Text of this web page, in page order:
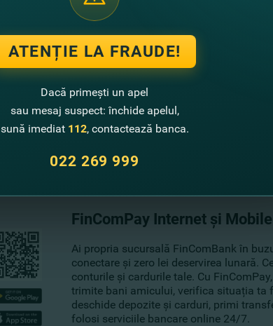
FinComPay Internet și
Ai propria sucursală FinComBank în
conectare şi zero lei deservirea lunară.
conturile și cardurile tale. Cu
trimite bani amicului, verifica situația ta
deschide depozite și carduri, primi
folosi serviciile bancare online 24/7.
ATENȚIE LA FRAUDE!
Dacă primești un apel
sau mesaj suspect: închide apelul,
sună imediat 112, contactează banca.
022 269 999